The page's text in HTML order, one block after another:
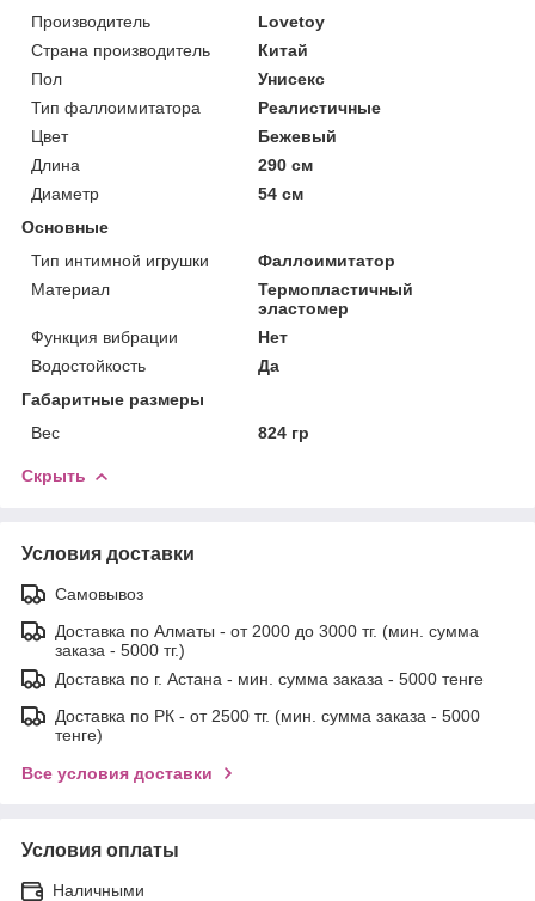
Производитель
Lovetoy
Страна производитель
Китай
Пол
Унисекс
Тип фаллоимитатора
Реалистичные
Цвет
Бежевый
Длина
290 см
Диаметр
54 см
Основные
Тип интимной игрушки
Фаллоимитатор
Материал
Термопластичный
эластомер
Функция вибрации
Нет
Водостойкость
Да
Габаритные размеры
Вес
824 гр
Скрыть
Условия доставки
Самовывоз
Доставка по Алматы - от 2000 до 3000 тг. (мин. сумма
заказа - 5000 тг.)
Доставка по г. Астана - мин. сумма заказа - 5000 тенге
Доставка по РК - от 2500 тг. (мин. сумма заказа - 5000
тенге)
Все условия доставки
Условия оплаты
Наличными